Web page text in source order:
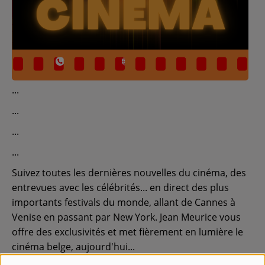
Contact
Régie Publicitaire
Recherche d'un titre
SE CONNECTER
Suivez toutes les dernières nouvelles du cinéma, des
entrevues avec les célébrités... en direct des plus
importants festivals du monde, allant de Cannes à
Venise en passant par New York. Jean Meurice vous
offre des exclusivités et met fièrement en lumière le
cinéma belge, aujourd'hui